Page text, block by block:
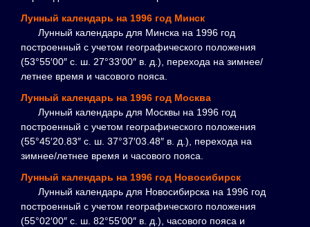
Лунный календарь на 1996 год Минск
Лунный календарь для Минска на 1996 год
построенный с учетом географического положения
(53°55′00″ с. ш. 27°33′00″ в. д.), перехода на зимнее/
летнее время и часового пояса.
Лунный календарь на 1996 год Москва
Лунный календарь для Москвы на 1996 год
построенный с учетом географического положения
(55°45′20.83″ с. ш. 37°37′03.48″ в. д.), перехода на
зимнее/летнее время и часового пояса.
Лунный календарь на 1996 год Новосибирск
Лунный календарь для Новосибирска на 1996 год
построенный с учетом географического положения
(55°02′00″ с. ш. 82°55′00″ в. д.), часового пояса и